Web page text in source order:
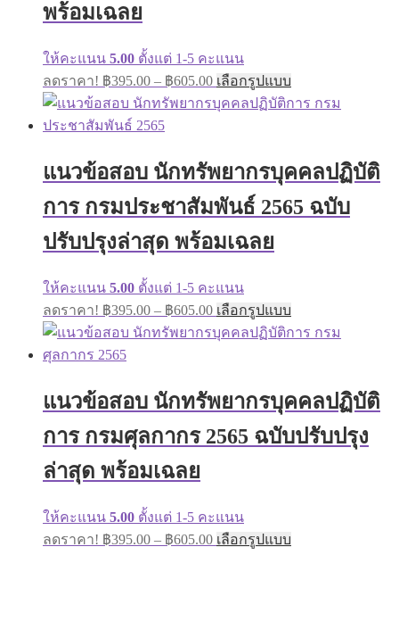
พร้อมเฉลย
ให้คะแนน 5.00 ตั้งแต่ 1-5 คะแนน
ลดราคา! ฿395.00 – ฿605.00Price
range:
฿395.00
เลือกรูปแบบ
product
has
options
be
chosen
แนวข้อสอบ นักทรัพยากรบุคคลปฏิบัติ
การ กรมประชาสัมพันธ์ 2565 ฉบับ
ปรับปรุงล่าสุด พร้อมเฉลย
ให้คะแนน 5.00 ตั้งแต่ 1-5 คะแนน
ลดราคา! ฿395.00 – ฿605.00Price
range:
฿395.00
เลือกรูปแบบ
product
has
options
be
chosen
แนวข้อสอบ นักทรัพยากรบุคคลปฏิบัติ
การ กรมศุลกากร 2565 ฉบับปรับปรุง
ล่าสุด พร้อมเฉลย
ให้คะแนน 5.00 ตั้งแต่ 1-5 คะแนน
ลดราคา! ฿395.00 – ฿605.00Price
range:
เลือกรูปแบบ
product